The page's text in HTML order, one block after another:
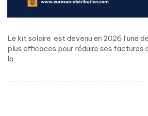
Le kit solaire est devenu en 2026 l’une
plus efficaces pour réduire ses factures
la